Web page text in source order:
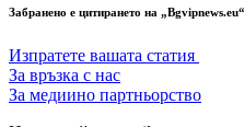
Забранено е цитирането на
Изпратете вашата статия
За връзка с нас
За медиино партньорство